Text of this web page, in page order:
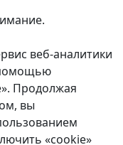
веб-аналитики
Продолжая
вы
«cookie»